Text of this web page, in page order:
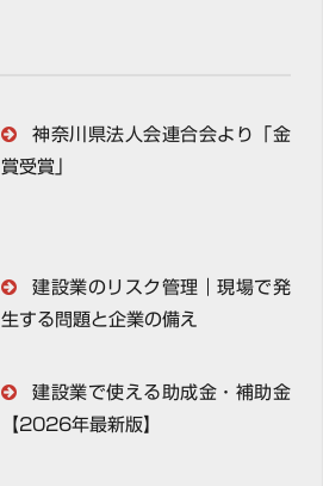
神奈川県法人会連合会より「金
賞受賞」
建設業のリスク管理｜現場で発
生する問題と企業の備え
建設業で使える助成金・補助金
【2026年最新版】